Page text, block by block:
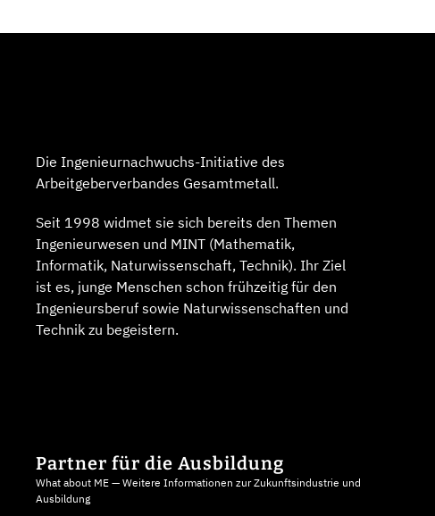
Die Ingenieurnachwuchs-Initiative des
Arbeitgeberverbandes Gesamtmetall.
Seit 1998 widmet sie sich bereits den Themen
Ingenieurwesen und MINT (Mathematik,
Informatik, Naturwissenschaft, Technik). Ihr Ziel
ist es, junge Menschen schon frühzeitig für den
Ingenieursberuf sowie Naturwissenschaften und
Technik zu begeistern.
Partner für die Ausbildung
What about ME — Weitere Informationen zur Zukunftsindustrie und
Ausbildung